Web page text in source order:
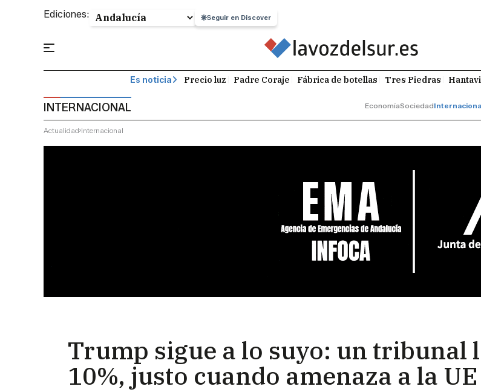
Ediciones: Seguir en Discover
Es noticia Precio luz Padre Coraje Fábrica de botellas Tres Piedras
INTERNACIONAL EconomíaSociedad
Actualidad Internacional
Trump sigue a lo suyo: un tribunal
10%, justo cuando amenaza a la